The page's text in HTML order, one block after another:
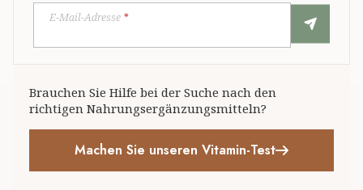
E-Mail-Adresse *
Brauchen Sie Hilfe bei der Suche nach den
richtigen Nahrungsergänzungsmitteln?
Machen Sie unseren Vitamin-Test